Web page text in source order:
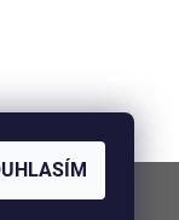
V BRNĚ